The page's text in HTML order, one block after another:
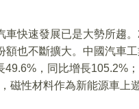
車快速發展已是大勢所趨
也不斷擴大。中國汽車
，同比增長105.2%
磁性材料作為新能源車上